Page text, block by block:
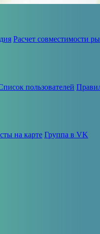
Расчет совместимости
пользователей
на карте Группа в VK